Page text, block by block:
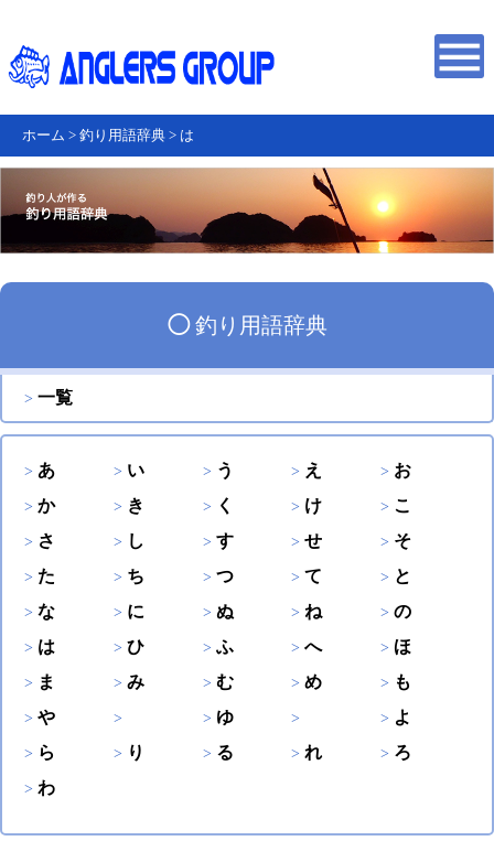
ホーム > 釣り用語辞典 > は
◯釣り用語辞典
一覧
あ い う え
お
か
き く け
こ
さ
し す せ
そ
た
ち つ て
と
な
に ぬ ね
の
は
ひ ふ へ
ほ
ま
み む め
も
や
ゆ
よ
ら
り る れ
ろ
わ